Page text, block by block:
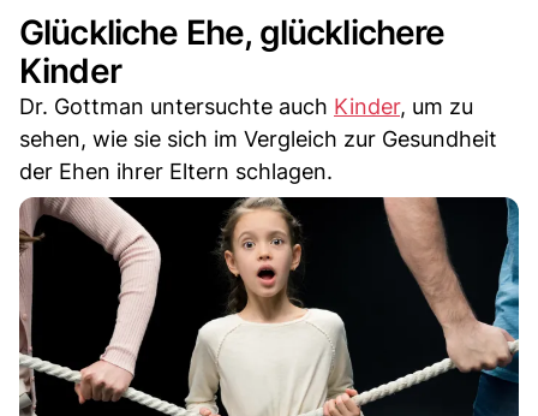
Glückliche Ehe, glücklichere
Kinder
Dr. Gottman untersuchte auch Kinder, um zu
sehen, wie sie sich im Vergleich zur Gesundheit
der Ehen ihrer Eltern schlagen.